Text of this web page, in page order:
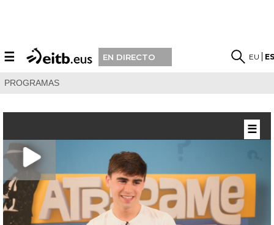
☰ EN DIRECTO EU
PROGRAMAS
☰